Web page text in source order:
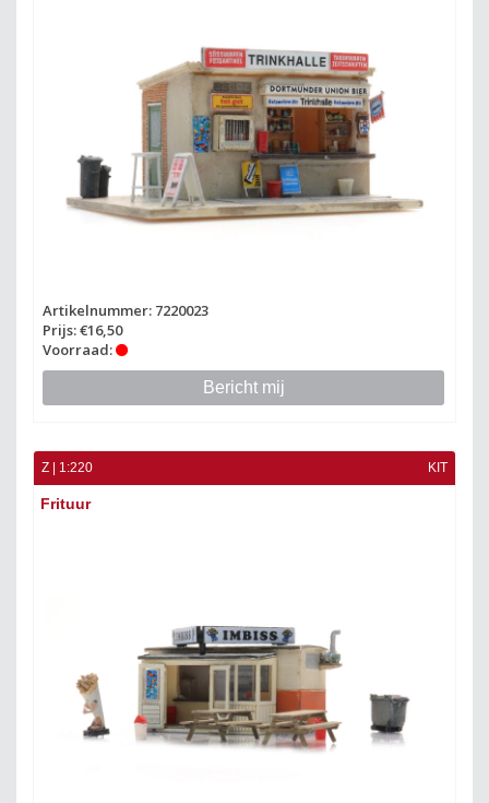
Artikelnummer: 7220023
Prijs: €16,50
Voorraad:
Bericht mij
Z | 1:220 KIT
Frituur